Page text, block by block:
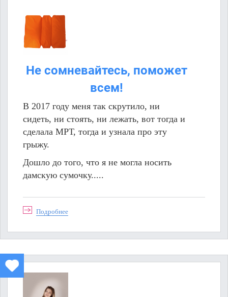
Не сомневайтесь, поможет
всем!
В 2017 году меня так скрутило, ни
сидеть, ни стоять, ни лежать, вот тогда и
сделала МРТ, тогда и узнала про эту
грыжу.
Дошло до того, что я не могла носить
дамскую сумочку.....
Подробнее